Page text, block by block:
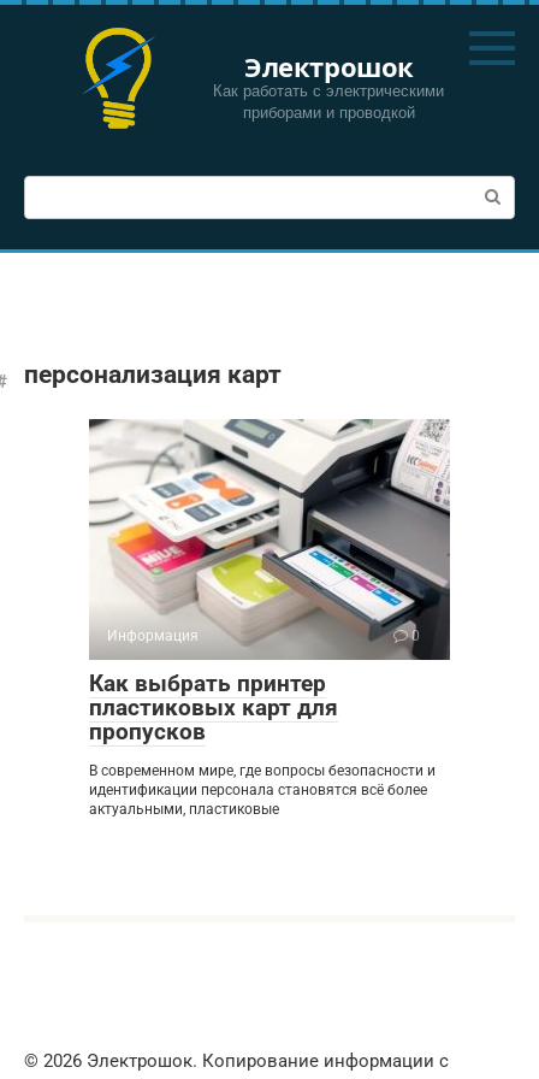
Перейти
Электрошок
Как работать с электрическими
приборами и проводкой
Поиск:
персонализация карт
Информация 0
Как выбрать принтер
пластиковых карт для
пропусков
В современном мире, где вопросы безопасности и
идентификации персонала становятся всё более
актуальными, пластиковые
© 2026 Электрошок. Копирование информации с